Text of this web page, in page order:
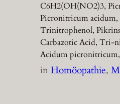
C6H2(OH(NO2)3,
Picronitricum acidum,
Trinitrophenol,
Carbazotic Acid, Tri-
Acidum
inHomöopathie,